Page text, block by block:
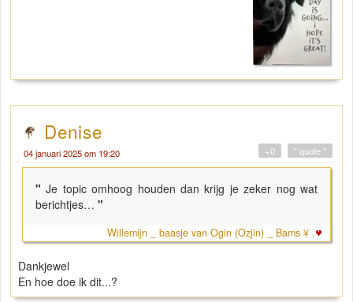
Denise
04 januari 2025 om 19:20 " quote "
+0
"Je topic omhoog houden dan krijg je zeker nog wat
berichtjes… "
Willemijn _ baasje van Ogin (Ozjin) _ Bams ¥ .
Dankjewel
En hoe doe ik dit...?